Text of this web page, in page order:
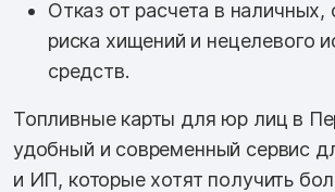
Отказ от расчета в наличных,
риска хищений и нецелевого
средств.
Топливные карты для юр лиц в
удобный и современный сервис
и ИП, которые хотят получить